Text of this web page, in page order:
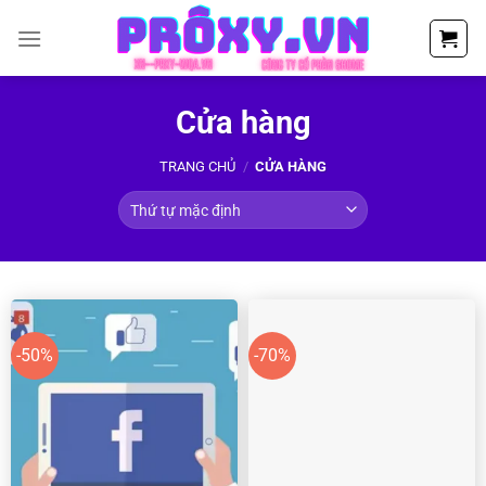
đến
Cửa hàng
TRANG CHỦ / CỬA HÀNG
-50% -70%